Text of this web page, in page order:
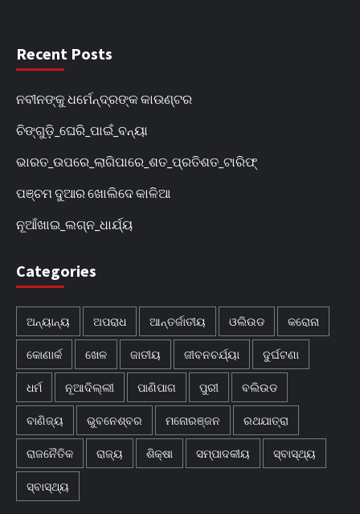
Recent Posts
ନବୀନଙ୍କୁ ଧର୍ମେନ୍ଦ୍ରଙ୍କ କାଉଣ୍ଟର
ଚିଙ୍ଗୁଡ଼ି_ଘେରି_ପାଇଁ_ବନ୍ୟା
ଭାରତ_ଉପରେ_ଲାଗିପାରେ_ଶତ_ପ୍ରତିଶତ_ଟାରିଫ୍
ପଞ୍ଚମ ଦୁଆର ଖୋଲିଦେ କାଳିଆ
ନୂଆଁଖାଇ_ଲଗ୍ନ_ଧାର୍ଯ୍ୟ
Categories
ଅନ୍ୟାନ୍ୟ ଅପରାଧ ଆନ୍ତର୍ଜାତୀୟ ଓଲିଉଡ କରୋନା
କୋଣାର୍କ ଖେଳ ଜାତୀୟ ଜୀବନଚର୍ଯ୍ୟା ଦୁର୍ଘଟଣା
ଧର୍ମ ନୂଆଦିଲ୍ଲୀ ପାଣିପାଗ ପୁରୀ ବଲିଉଡ
ବାଣିଜ୍ୟ ଭୁବନେଶ୍ବର ମନୋରଞ୍ଜନ ରଥଯାତ୍ରା
ରାଜନୈତିକ ରାଜ୍ୟ ଶିକ୍ଷା ସମ୍ପାଦକୀୟ ସ୍ବାସ୍ଥ୍ୟ
ସ୍ବାସ୍ଥ୍ୟ